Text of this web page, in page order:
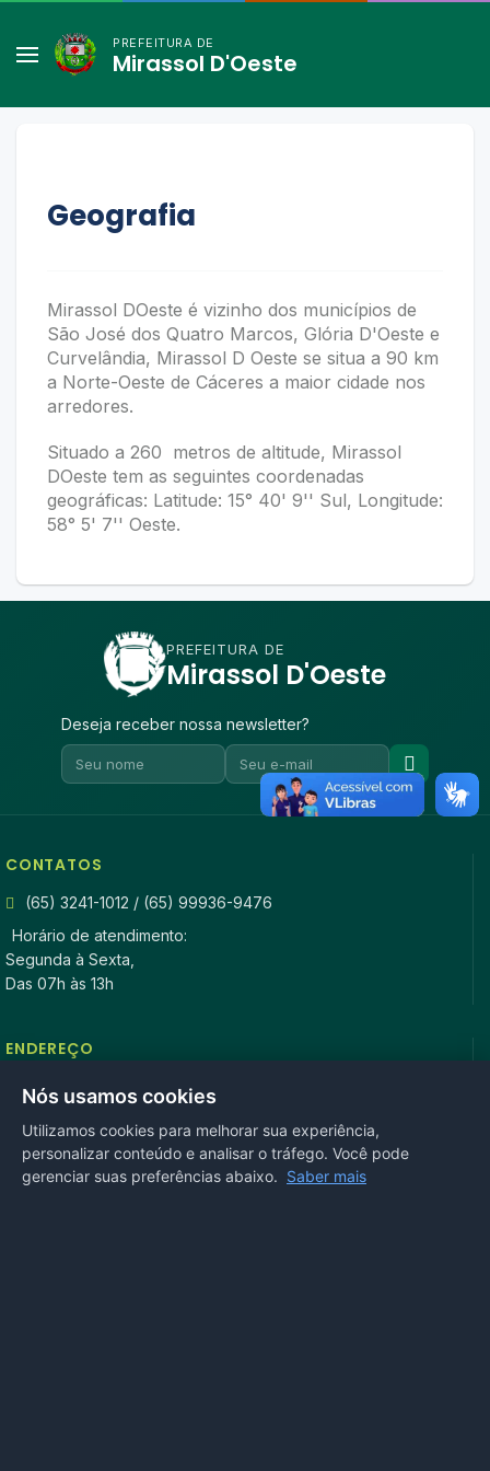
PREFEITURA DE
Mirassol D'Oeste
Geografia
Mirassol DOeste é vizinho dos municípios de
São José dos Quatro Marcos, Glória D'Oeste e
Curvelândia, Mirassol D Oeste se situa a 90 km
a Norte-Oeste de Cáceres a maior cidade nos
arredores.
Situado a 260 metros de altitude, Mirassol
DOeste tem as seguintes coordenadas
geográficas: Latitude: 15° 40' 9'' Sul, Longitude:
58° 5' 7'' Oeste.
PREFEITURA DE
Mirassol D'Oeste
Deseja receber nossa newsletter?
CONTATOS
(65) 3241-1012 / (65) 99936-9476
Horário de atendimento:
Segunda à Sexta,
Das 07h às 13h
ENDEREÇO
Rua Antonio Tavares, n° 3310, Centro CEP: 78.280-000 -
Mirassol D’Oeste, MT
REDES SOCIAIS
Nós usamos cookies
Utilizamos cookies para melhorar sua experiência,
personalizar conteúdo e analisar o tráfego. Você pode
gerenciar suas preferências abaixo. Saber mais